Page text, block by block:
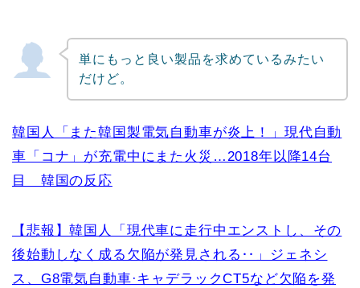
単にもっと良い製品を求めているみたい
だけど。
韓国人「また韓国製電気自動車が炎上！」現代自動
車「コナ」が充電中にまた火災…2018年以降14台
目 韓国の反応
【悲報】韓国人「現代車に走行中エンストし、その
後始動しなく成る欠陥が発見される‥」ジェネシ
ス、G8電気自動車·キャデラックCT5など欠陥を発